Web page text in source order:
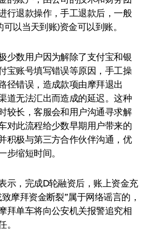
行退款操作，手工退款后，一般
以当天到账)资金可以到账。
少数用户因为解除了支付宝和银
宝账号填写错误等原因，手工操
径错误，造成款项由摩拜退出
道无法汇出而造成的延迟。这种
较长，客服会和用户沟通寻求解
对此流程给少数早期用户带来的
积极与第三方合作伙伴沟通，优
步缩短时间。
示，完成D轮融资后，账上资金充
摩拜资金断裂”属于网络谣言的，
拜单车将向公安机关报警追究相